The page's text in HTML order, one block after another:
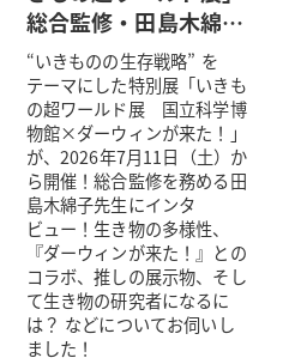
総合監修・田島木綿…
“いきものの生存戦略” を
テーマにした特別展「いきも
の超ワールド展 国立科学博
物館×ダーウィンが来た！」
が、2026年7月11日（土）か
ら開催！総合監修を務める田
島木綿子先生にインタ
ビュー！生き物の多様性、
『ダーウィンが来た！』との
コラボ、推しの展示物、そし
て生き物の研究者になるに
は？ などについてお伺いし
ました！